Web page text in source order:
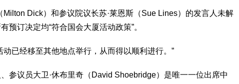
Milton Dick）和参议院议长苏·莱恩斯（Sue Lines）的发言人未解
预订决定均“符合国会大厦活动政策”。
动已经移至其他地点举行，从而得以顺利进行。”
参议员大卫·休布里奇（David Shoebridge）是唯一一位出席中